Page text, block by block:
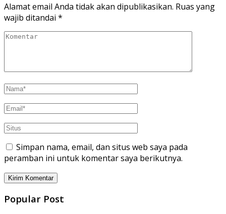
Alamat email Anda tidak akan dipublikasikan. Ruas yang
wajib ditandai *
Simpan nama, email, dan situs web saya pada
peramban ini untuk komentar saya berikutnya.
Popular Post